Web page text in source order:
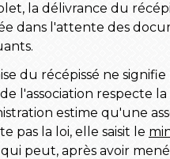
la délivrance du
dans l'attente des
du récépissé ne signifie
de l'association respecte la
estime qu'une
pas la loi, elle saisit le
qui peut, après avoir